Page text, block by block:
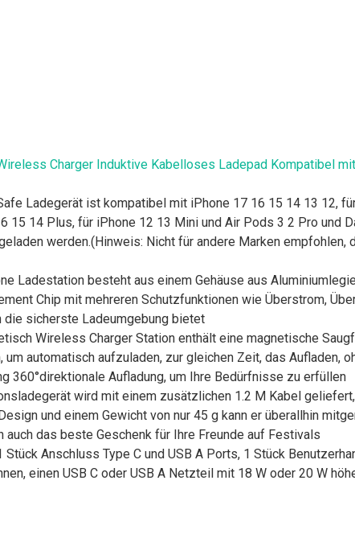
Charger Induktive Kabelloses Ladepad Kompatibel
Ladegerät ist kompatibel mit iPhone 17 16 15 14 13 12,
15 14 Plus, für iPhone 12 13 Mini und Air Pods 3 2 Pro und
werden.(Hinweis: Nicht für andere Marken empfohlen,
Ladestation besteht aus einem Gehäuse aus
Chip mit mehreren Schutzfunktionen wie Überstrom,
die sicherste Ladeumgebung bietet
Wireless Charger Station enthält eine magnetische
automatisch aufzuladen, zur gleichen Zeit, das Aufladen,
360°direktionale Aufladung, um Ihre Bedürfnisse zu erfüllen
wird mit einem zusätzlichen 1.2 M Kabel
und einem Gewicht von nur 45 g kann er überallhin
das beste Geschenk für Ihre Freunde auf Festivals
Anschluss Type C und USB A Ports, 1 Stück
einen USB C oder USB A Netzteil mit 18 W oder 20 W